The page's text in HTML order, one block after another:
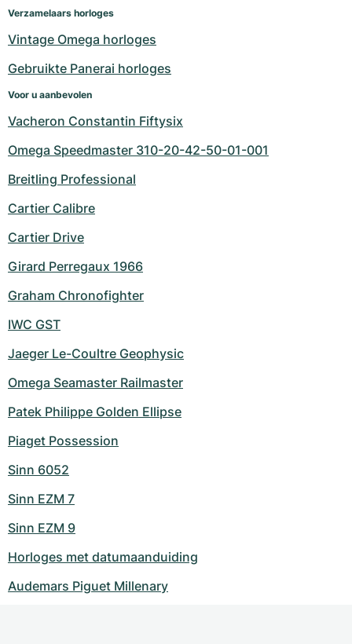
Verzamelaars horloges
Vintage Omega horloges
Gebruikte Panerai horloges
Voor u aanbevolen
Vacheron Constantin Fiftysix
Omega Speedmaster 310-20-42-50-01-001
Breitling Professional
Cartier Calibre
Cartier Drive
Girard Perregaux 1966
Graham Chronofighter
IWC GST
Jaeger Le-Coultre Geophysic
Omega Seamaster Railmaster
Patek Philippe Golden Ellipse
Piaget Possession
Sinn 6052
Sinn EZM 7
Sinn EZM 9
Horloges met datumaanduiding
Audemars Piguet Millenary